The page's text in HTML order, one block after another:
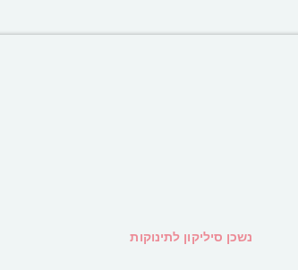
נשכן סיליקון לתינוקות